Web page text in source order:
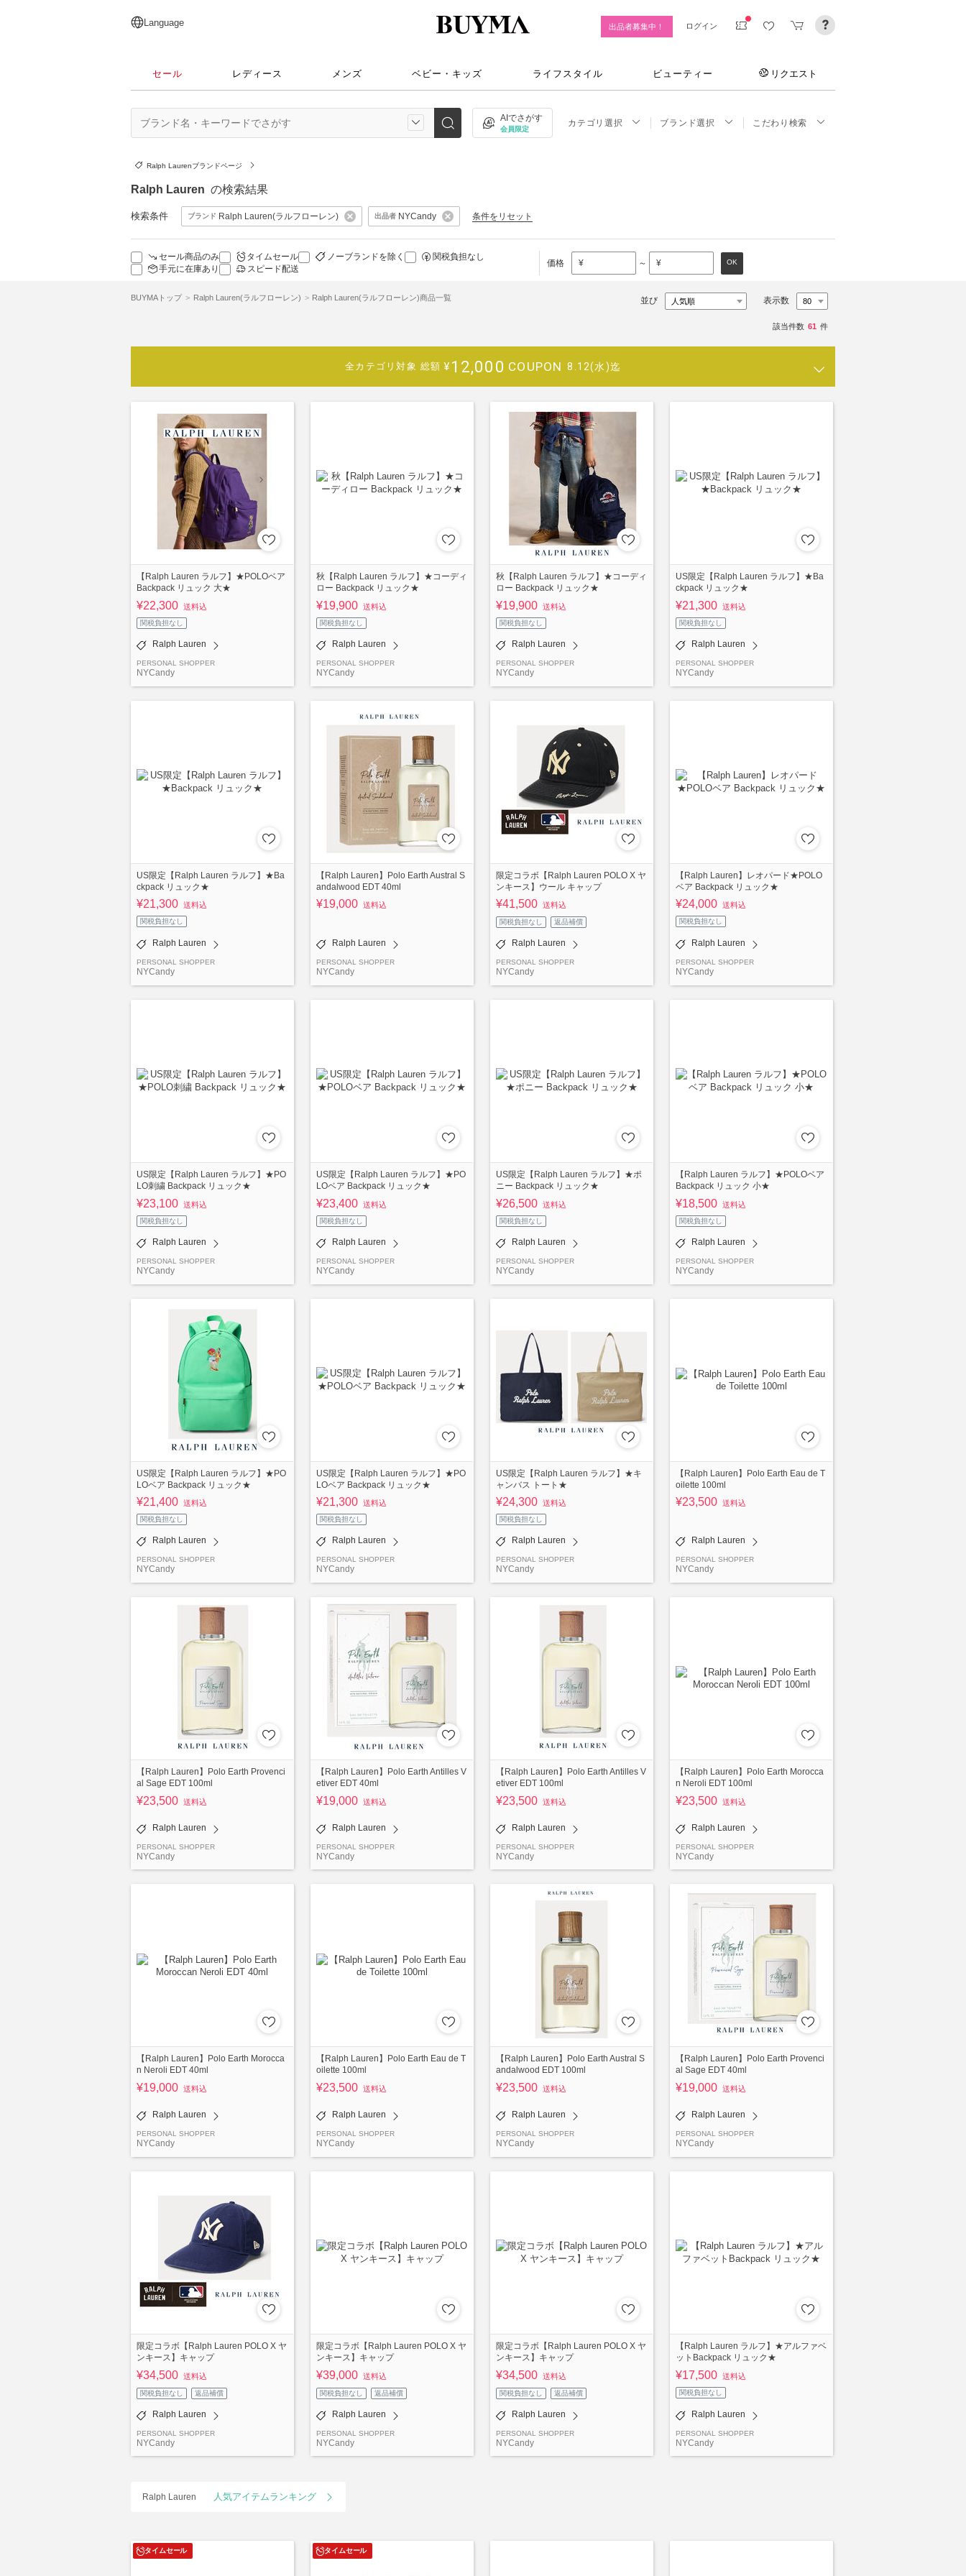
日本語
English
简体中文
繁體中文
Language 出品者募集中！ ログイン
セール レディース メンズ ベビー・キッズ ライフスタイル ビューティー リクエスト
AIでさがす
会員限定
カテゴリ選択 ブランド選択 こだわり検索
Ralph Laurenブランドページ
Ralph Lauren の検索結果
検索条件 ブランド Ralph Lauren(ラルフローレン) 出品者 NYCandy 条件をリセット
セール商品のみ タイムセール ノーブランドを除く
関税負担なし
手元に在庫あり
スピード配送
価格 ¥ ～ ¥ OK
BUYMAトップ Ralph Lauren(ラルフローレン) Ralph Lauren(ラルフローレン)商品一覧 並び 表示数
該当件数 61 件
全カテゴリ対象 総額 ¥12,000 COUPON 8.12(水)迄
【Ralph Lauren ラルフ】★POLOベア
Backpack リュック 大★
¥22,300 送料込
関税負担なし
Ralph Lauren
PERSONAL SHOPPER
NYCandy
秋【Ralph Lauren ラルフ】★コーディ
ロー Backpack リュック★
¥19,900 送料込
関税負担なし
Ralph Lauren
PERSONAL SHOPPER
NYCandy
秋【Ralph Lauren ラルフ】★コーディ
ロー Backpack リュック★
¥19,900 送料込
関税負担なし
Ralph Lauren
PERSONAL SHOPPER
NYCandy
US限定【Ralph Lauren ラルフ】★Ba
ckpack リュック★
¥21,300 送料込
関税負担なし
Ralph Lauren
PERSONAL SHOPPER
NYCandy
US限定【Ralph Lauren ラルフ】★Ba
ckpack リュック★
¥21,300 送料込
関税負担なし
Ralph Lauren
PERSONAL SHOPPER
NYCandy
【Ralph Lauren】Polo Earth Austral S
andalwood EDT 40ml
¥19,000 送料込
Ralph Lauren
PERSONAL SHOPPER
NYCandy
限定コラボ【Ralph Lauren POLO X ヤ
ンキース】ウール キャップ
¥41,500 送料込
関税負担なし 返品補償
Ralph Lauren
PERSONAL SHOPPER
NYCandy
【Ralph Lauren】レオパード★POLO
ベア Backpack リュック★
¥24,000 送料込
関税負担なし
Ralph Lauren
PERSONAL SHOPPER
NYCandy
US限定【Ralph Lauren ラルフ】★PO
LO刺繍 Backpack リュック★
¥23,100 送料込
関税負担なし
Ralph Lauren
PERSONAL SHOPPER
NYCandy
US限定【Ralph Lauren ラルフ】★PO
LOベア Backpack リュック★
¥23,400 送料込
関税負担なし
Ralph Lauren
PERSONAL SHOPPER
NYCandy
US限定【Ralph Lauren ラルフ】★ポ
ニー Backpack リュック★
¥26,500 送料込
関税負担なし
Ralph Lauren
PERSONAL SHOPPER
NYCandy
【Ralph Lauren ラルフ】★POLOベア
Backpack リュック 小★
¥18,500 送料込
関税負担なし
Ralph Lauren
PERSONAL SHOPPER
NYCandy
US限定【Ralph Lauren ラルフ】★PO
LOベア Backpack リュック★
¥21,400 送料込
関税負担なし
Ralph Lauren
PERSONAL SHOPPER
NYCandy
US限定【Ralph Lauren ラルフ】★PO
LOベア Backpack リュック★
¥21,300 送料込
関税負担なし
Ralph Lauren
PERSONAL SHOPPER
NYCandy
US限定【Ralph Lauren ラルフ】★キ
ャンバス トート★
¥24,300 送料込
関税負担なし
Ralph Lauren
PERSONAL SHOPPER
NYCandy
【Ralph Lauren】Polo Earth Eau de T
oilette 100ml
¥23,500 送料込
Ralph Lauren
PERSONAL SHOPPER
NYCandy
【Ralph Lauren】Polo Earth Provenci
al Sage EDT 100ml
¥23,500 送料込
Ralph Lauren
PERSONAL SHOPPER
NYCandy
【Ralph Lauren】Polo Earth Antilles V
etiver EDT 40ml
¥19,000 送料込
Ralph Lauren
PERSONAL SHOPPER
NYCandy
【Ralph Lauren】Polo Earth Antilles V
etiver EDT 100ml
¥23,500 送料込
Ralph Lauren
PERSONAL SHOPPER
NYCandy
【Ralph Lauren】Polo Earth Morocca
n Neroli EDT 100ml
¥23,500 送料込
Ralph Lauren
PERSONAL SHOPPER
NYCandy
【Ralph Lauren】Polo Earth Morocca
n Neroli EDT 40ml
¥19,000 送料込
Ralph Lauren
PERSONAL SHOPPER
NYCandy
【Ralph Lauren】Polo Earth Eau de T
oilette 100ml
¥23,500 送料込
Ralph Lauren
PERSONAL SHOPPER
NYCandy
【Ralph Lauren】Polo Earth Austral S
andalwood EDT 100ml
¥23,500 送料込
Ralph Lauren
PERSONAL SHOPPER
NYCandy
【Ralph Lauren】Polo Earth Provenci
al Sage EDT 40ml
¥19,000 送料込
Ralph Lauren
PERSONAL SHOPPER
NYCandy
限定コラボ【Ralph Lauren POLO X ヤ
ンキース】キャップ
¥34,500 送料込
関税負担なし 返品補償
Ralph Lauren
PERSONAL SHOPPER
NYCandy
限定コラボ【Ralph Lauren POLO X ヤ
ンキース】キャップ
¥39,000 送料込
関税負担なし 返品補償
Ralph Lauren
PERSONAL SHOPPER
NYCandy
限定コラボ【Ralph Lauren POLO X ヤ
ンキース】キャップ
¥34,500 送料込
関税負担なし 返品補償
Ralph Lauren
PERSONAL SHOPPER
NYCandy
【Ralph Lauren ラルフ】★アルファベ
ットBackpack リュック★
¥17,500 送料込
関税負担なし
Ralph Lauren
PERSONAL SHOPPER
NYCandy
Ralph Lauren 人気アイテムランキング
タイムセール タイムセール